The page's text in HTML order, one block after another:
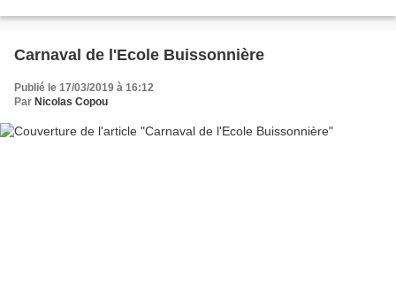
Carnaval de l'Ecole Buissonnière
Publié le 17/03/2019 à 16:12
Par Nicolas Copou